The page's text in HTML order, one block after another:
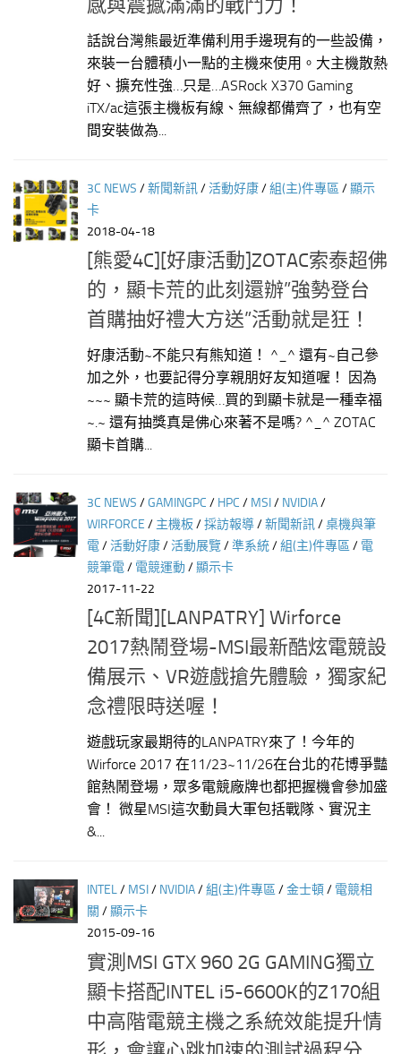
感與震撼滿滿的戰鬥力！
話說台灣熊最近準備利用手邊現有的一些設備，
來裝一台體積小一點的主機來使用。大主機散熱
好、擴充性強…只是…ASRock X370 Gaming
iTX/ac這張主機板有線、無線都備齊了，也有空
間安裝做為...
3C NEWS /新聞新訊/活動好康/組(主)件專區 /顯示
卡
2018-04-18
[熊愛4C][好康活動]ZOTAC索泰超佛
的，顯卡荒的此刻還辦”強勢登台
首購抽好禮大方送”活動就是狂！
好康活動~不能只有熊知道！ ^_^ 還有~自己參
加之外，也要記得分享親朋好友知道喔！ 因為
~~~ 顯卡荒的這時候…買的到顯卡就是一種幸福
~.~ 還有抽獎真是佛心來著不是嗎? ^_^ ZOTAC
顯卡首購...
3C NEWS /GAMINGPC / HPC / MSI/ NVIDIA/
WIRFORCE / 主機板/採訪報導/新聞新訊/桌機與筆
電/活動好康/活動展覽/準系統/組(主)件專區 / 電
競筆電/ 電競運動/顯示卡
2017-11-22
[4C新聞][LANPATRY] Wirforce
2017熱鬧登場-MSI最新酷炫電競設
備展示、VR遊戲搶先體驗，獨家紀
念禮限時送喔！
遊戲玩家最期待的LANPATRY來了！今年的
Wirforce 2017 在11/23~11/26在台北的花博爭豔
館熱鬧登場，眾多電競廠牌也都把握機會參加盛
會！ 微星MSI這次動員大軍包括戰隊、實況主
&...
INTEL/ MSI/ NVIDIA/組(主)件專區 /金士頓/ 電競相
關 /顯示卡
2015-09-16
實測MSI GTX 960 2G GAMING獨立
顯卡搭配INTEL i5-6600K的Z170組
中高階電競主機之系統效能提升情